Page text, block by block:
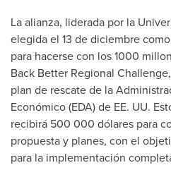
La alianza, liderada por la
elegida el 13 de diciembre
para hacerse con los 1000
Back Better Regional
plan de rescate de la
Económico (EDA) de EE. UU.
recibirá 500 000 dólares para
propuesta y planes, con el
para la implementación